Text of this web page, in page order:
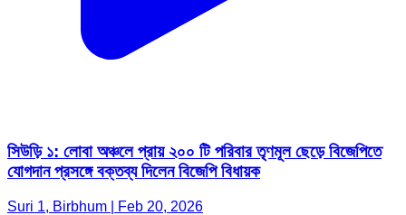
সিউড়ি ১: লোবা অঞ্চলে প্রায় ২০০ টি পরিবার তৃণমূল ছেড়ে বিজেপিতে
যোগদান প্রসঙ্গে বক্তব্য দিলেন বিজেপি বিধায়ক
Suri 1, Birbhum | Feb 20, 2026